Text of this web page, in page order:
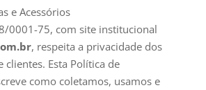
e Acessórios
0001-75, com site institucional
, respeita a privacidade dos
clientes. Esta Política de
como coletamos, usamos e